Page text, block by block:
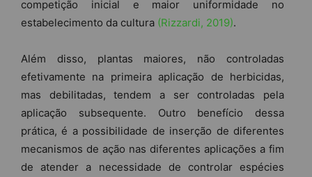
competição inicial e maior uniformidade no
estabelecimento da cultura (Rizzardi, 2019).
Além disso, plantas maiores, não controladas
efetivamente na primeira aplicação de herbicidas,
mas debilitadas, tendem a ser controladas pela
aplicação subsequente. Outro benefício dessa
prática, é a possibilidade de inserção de diferentes
mecanismos de ação nas diferentes aplicações a fim
de atender a necessidade de controlar espécies